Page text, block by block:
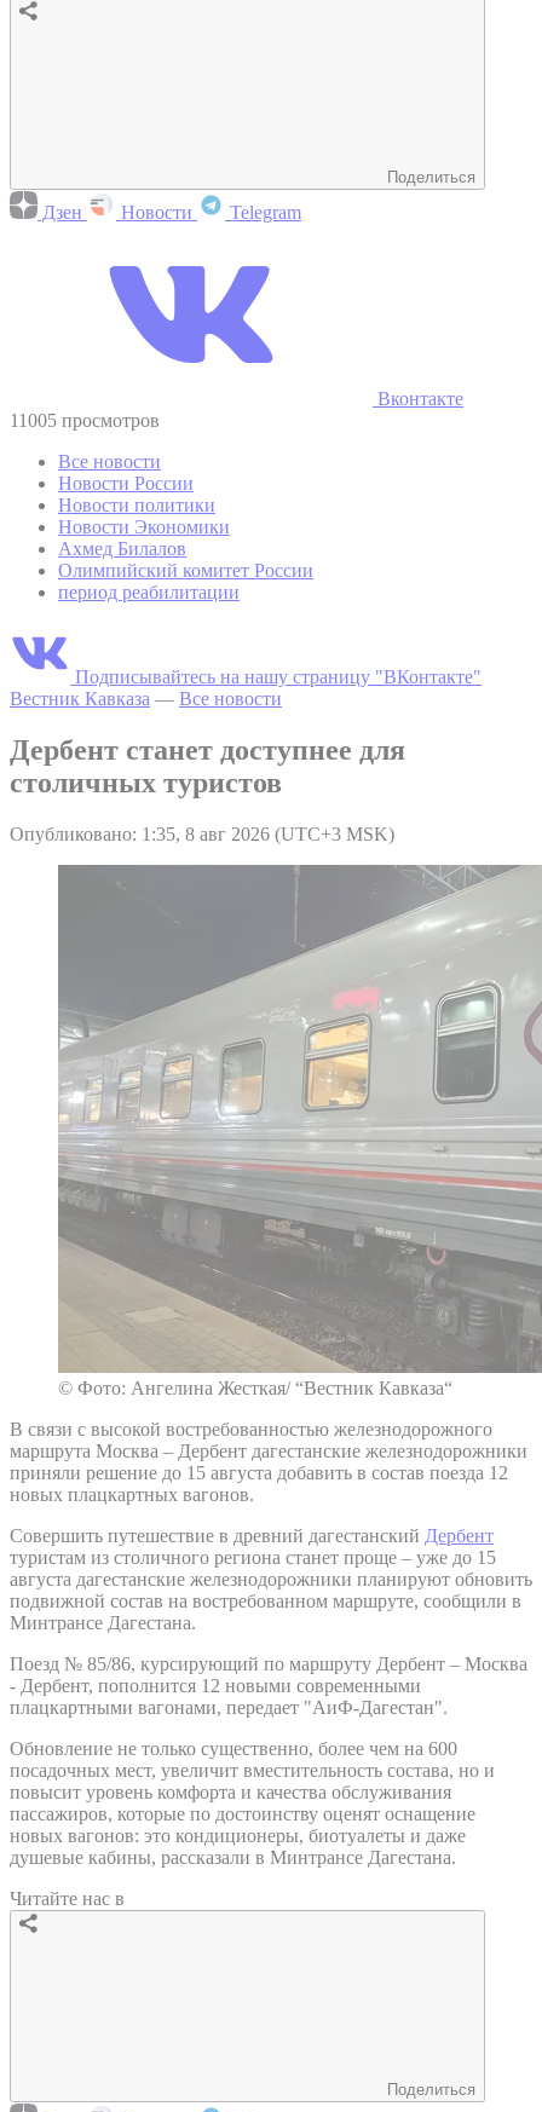
Поделиться
Дзен Новости Telegram
Вконтакте
11005 просмотров
Все новости
Новости России
Новости политики
Новости Экономики
Ахмед Билалов
Олимпийский комитет России
период реабилитации
Подписывайтесь на нашу страницу "ВКонтакте"
Вестник Кавказа — Все новости
Дербент станет доступнее для
столичных туристов
Опубликовано: 1:35, 8 авг 2026 (UTC+3 MSK)
© Фото: Ангелина Жесткая/ “Вестник Кавказа“
В связи с высокой востребованностью железнодорожного
маршрута Москва – Дербент дагестанские железнодорожники
приняли решение до 15 августа добавить в состав поезда 12
новых плацкартных вагонов.
Совершить путешествие в древний дагестанский Дербент
туристам из столичного региона станет проще – уже до 15
августа дагестанские железнодорожники планируют обновить
подвижной состав на востребованном маршруте, сообщили в
Минтрансе Дагестана.
Поезд № 85/86, курсирующий по маршруту Дербент – Москва
- Дербент, пополнится 12 новыми современными
плацкартными вагонами, передает "АиФ-Дагестан".
Обновление не только существенно, более чем на 600
посадочных мест, увеличит вместительность состава, но и
повысит уровень комфорта и качества обслуживания
пассажиров, которые по достоинству оценят оснащение
новых вагонов: это кондиционеры, биотуалеты и даже
душевые кабины, рассказали в Минтрансе Дагестана.
Читайте нас в
Поделиться